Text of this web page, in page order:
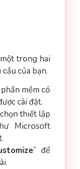
trong hai
của bạn.
mềm có
cài đặt.
thiết lập
Microsoft
” để